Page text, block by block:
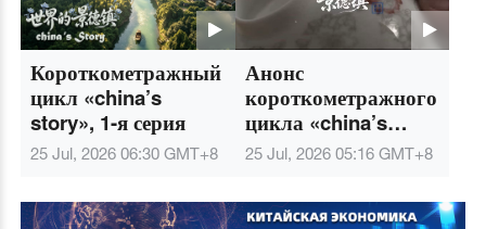
Короткометражный
цикл «china’s
story», 1-я серия
25 Jul, 2026 06:30GMT+8
Анонс
короткометражного
цикла «china’s
story»
25 Jul, 2026 05:16 GMT+8